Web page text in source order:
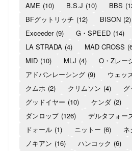
AME (10) B.S.J (10) BBS
BFグットリッチ (12) BISON (2)
Exceeder (9) G・SPEED (14)
LA STRADA (4) MAD CROSS
MID (10) MLJ (4) O・Zレー
アドバンレーシング (9) ウェッ
クムホ (2) クリムソン (4) グ
グッドイヤー (10) ケンダ (2)
ダンロップ (126) デルタフォー
ドォール (1) ニットー (6) ネ
ノキアン (16) ハンコック (6)